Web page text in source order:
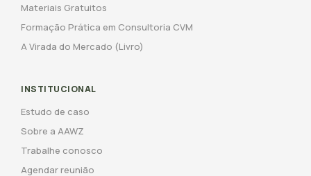
Materiais Gratuitos
Formação Prática em Consultoria CVM
A Virada do Mercado (Livro)
INSTITUCIONAL
Estudo de caso
Sobre a AAWZ
Trabalhe conosco
Agendar reunião